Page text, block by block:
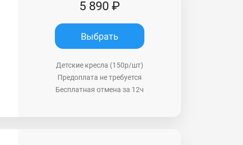
5 890 ₽
Выбрать
Детские кресла (150р/шт)
Предоплата не требуется
Бесплатная отмена за 12ч